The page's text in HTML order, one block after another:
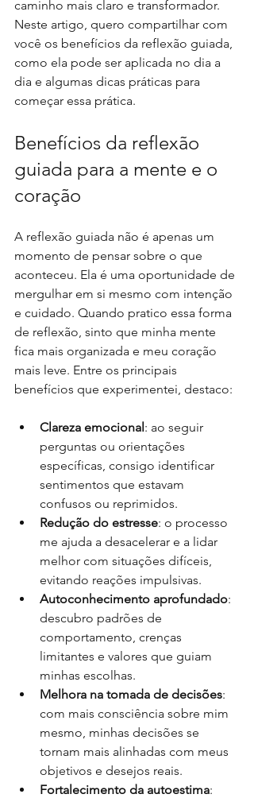
caminho mais claro e transformador.
Neste artigo, quero compartilhar com
você os benefícios da reflexão guiada,
como ela pode ser aplicada no dia a
dia e algumas dicas práticas para
começar essa prática.
Benefícios da reflexão
guiada para a mente e o
coração
A reflexão guiada não é apenas um
momento de pensar sobre o que
aconteceu. Ela é uma oportunidade de
mergulhar em si mesmo com intenção
e cuidado. Quando pratico essa forma
de reflexão, sinto que minha mente
fica mais organizada e meu coração
mais leve. Entre os principais
benefícios que experimentei, destaco:
Clareza emocional: ao seguir
perguntas ou orientações
específicas, consigo identificar
sentimentos que estavam
confusos ou reprimidos.
Redução do estresse: o processo
me ajuda a desacelerar e a lidar
melhor com situações difíceis,
evitando reações impulsivas.
Autoconhecimento aprofundado:
descubro padrões de
comportamento, crenças
limitantes e valores que guiam
minhas escolhas.
Melhora na tomada de decisões:
com mais consciência sobre mim
mesmo, minhas decisões se
tornam mais alinhadas com meus
objetivos e desejos reais.
Fortalecimento da autoestima: